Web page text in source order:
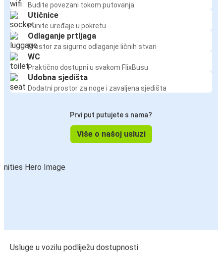
Budite povezani tokom putovanja
Utičnice
Punite uređaje u pokretu
Odlaganje prtljaga
Prostor za sigurno odlaganje ličnih stvari
WC
Praktično dostupni u svakom FlixBusu
Udobna sjedišta
Dodatni prostor za noge i zavaljena sjedišta
Prvi put putujete s nama?
Više o našoj usluzi
Usluge u vozilu podliježu dostupnosti